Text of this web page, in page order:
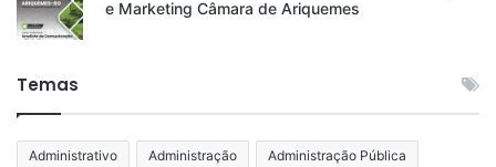
e Marketing Câmara de Ariquemes
Temas
Administrativo Administração Administração Pública